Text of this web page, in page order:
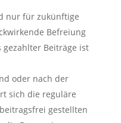
nur für zukünftige
Befreiung
Beiträge ist
oder nach der
sich die reguläre
gestellten